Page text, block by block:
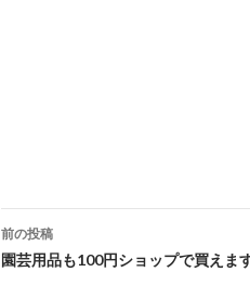
投
前の投稿
園芸用品も100円ショップで買えま